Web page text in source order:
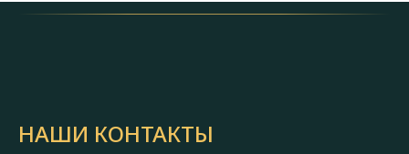
НАШИ КОНТАКТЫ